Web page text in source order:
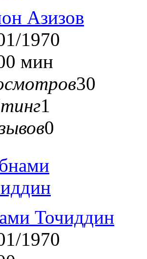
Азизов
1970
мин
30
1
0
Точиддин
1970